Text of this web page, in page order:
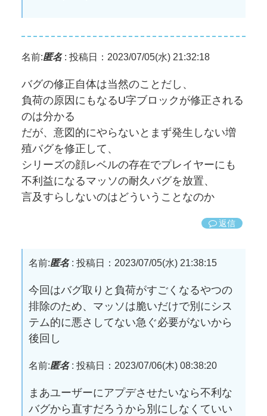
名前:匿名: 投稿日：2023/07/05(水) 21:32:18
バグの修正自体は当然のことだし、
負荷の原因にもなるU字ブロックが修正される
のは分かる
だが、意図的にやらないとまず発生しない増
殖バグを修正して、
シリーズの顔レベルの存在でプレイヤーにも
不利益になるマッソの耐久バグを放置、
言及すらしないのはどういうことなのか
返信
名前:匿名: 投稿日：2023/07/05(水) 21:38:15
今回はバグ取りと負荷がすごくなるやつの
排除のため、マッソは脆いだけで別にシス
テム的に悪さしてない急ぐ必要がないから
後回し
名前:匿名: 投稿日：2023/07/06(木) 08:38:20
まあユーザーにアプデさせたいなら不利な
バグから直すだろうから別にしなくていい